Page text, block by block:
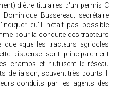
d'être titulaires d'un permis C
Bussereau, secrétaire
qu’il n’était pas possible
pour la conduite des tracteurs
que «que les tracteurs agricoles
dispense sont principalement
champs et n'utilisent le réseau
de liaison, souvent très courts. Il
conduits par les agents des